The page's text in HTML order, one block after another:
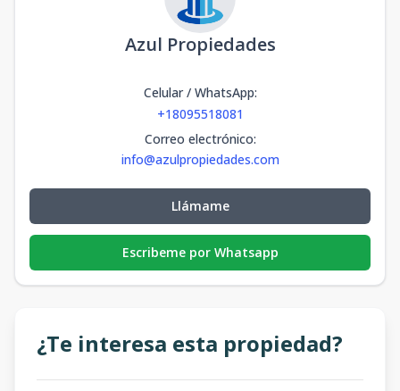
Azul Propiedades
Celular / WhatsApp:
+18095518081
Correo electrónico:
info@azulpropiedades.com
Llámame
Escribeme por Whatsapp
¿Te interesa esta propiedad?